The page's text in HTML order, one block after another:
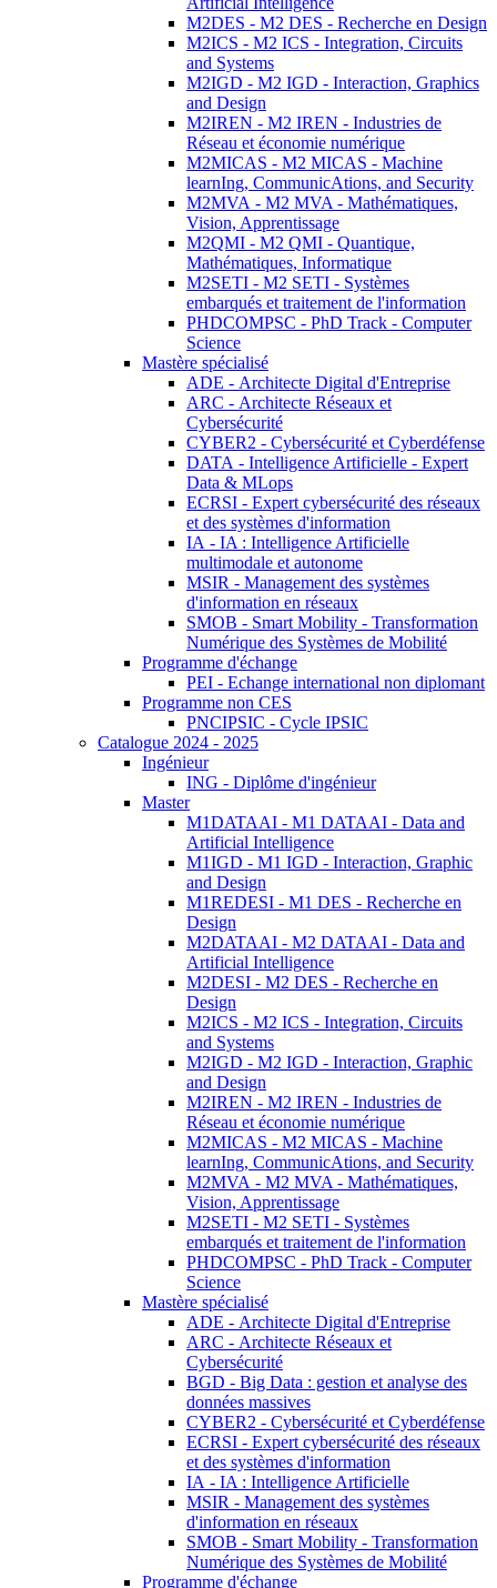
M2DES - M2 DES - Recherche en Design
M2ICS - M2 ICS - Integration, Circuits
and Systems
M2IGD - M2 IGD - Interaction, Graphics
and Design
M2IREN - M2 IREN - Industries de
Réseau et économie numérique
M2MICAS - M2 MICAS - Machine
learnIng, CommunicAtions, and Security
M2MVA - M2 MVA - Mathématiques,
Vision, Apprentissage
M2QMI - M2 QMI - Quantique,
Mathématiques, Informatique
M2SETI - M2 SETI - Systèmes
embarqués et traitement de l'information
PHDCOMPSC - PhD Track - Computer
Science
Mastère spécialisé
ADE - Architecte Digital d'Entreprise
ARC - Architecte Réseaux et
Cybersécurité
CYBER2 - Cybersécurité et Cyberdéfense
DATA - Intelligence Artificielle - Expert
Data & MLops
ECRSI - Expert cybersécurité des réseaux
et des systèmes d'information
IA - IA : Intelligence Artificielle
multimodale et autonome
MSIR - Management des systèmes
d'information en réseaux
SMOB - Smart Mobility - Transformation
Numérique des Systèmes de Mobilité
Programme d'échange
PEI - Echange international non diplomant
Programme non CES
PNCIPSIC - Cycle IPSIC
Catalogue 2024 - 2025
Ingénieur
ING - Diplôme d'ingénieur
Master
M1DATAAI - M1 DATAAI - Data and
Artificial Intelligence
M1IGD - M1 IGD - Interaction, Graphic
and Design
M1REDESI - M1 DES - Recherche en
Design
M2DATAAI - M2 DATAAI - Data and
Artificial Intelligence
M2DESI - M2 DES - Recherche en
Design
M2ICS - M2 ICS - Integration, Circuits
and Systems
M2IGD - M2 IGD - Interaction, Graphic
and Design
M2IREN - M2 IREN - Industries de
Réseau et économie numérique
M2MICAS - M2 MICAS - Machine
learnIng, CommunicAtions, and Security
M2MVA - M2 MVA - Mathématiques,
Vision, Apprentissage
M2SETI - M2 SETI - Systèmes
embarqués et traitement de l'information
PHDCOMPSC - PhD Track - Computer
Science
Mastère spécialisé
ADE - Architecte Digital d'Entreprise
ARC - Architecte Réseaux et
Cybersécurité
BGD - Big Data : gestion et analyse des
données massives
CYBER2 - Cybersécurité et Cyberdéfense
ECRSI - Expert cybersécurité des réseaux
et des systèmes d'information
IA - IA : Intelligence Artificielle
MSIR - Management des systèmes
d'information en réseaux
SMOB - Smart Mobility - Transformation
Numérique des Systèmes de Mobilité
Programme d'échange